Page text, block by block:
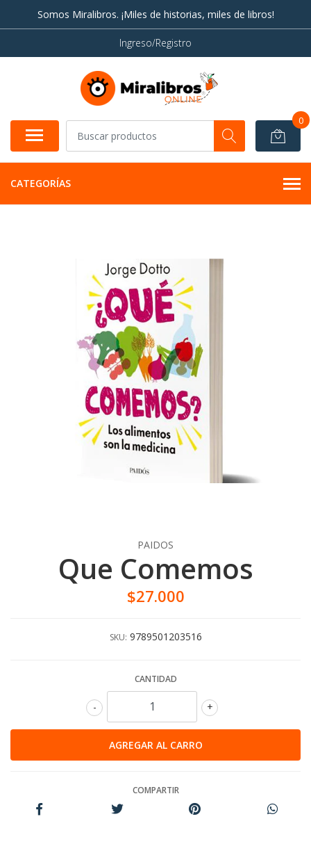
Somos Miralibros. ¡Miles de historias, miles de libros!
Ingreso/Registro
0
CATEGORÍAS
PAIDOS
Que Comemos
$27.000
SKU: 9789501203516
CANTIDAD
+
-
COMPARTIR